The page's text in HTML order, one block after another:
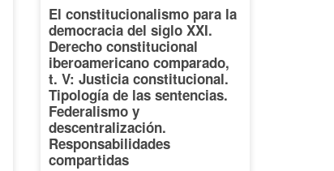
El constitucionalismo para la
democracia del siglo XXI.
Derecho constitucional
iberoamericano comparado,
t. V: Justicia constitucional.
Tipología de las sentencias.
Federalismo y
descentralización.
Responsabilidades
compartidas